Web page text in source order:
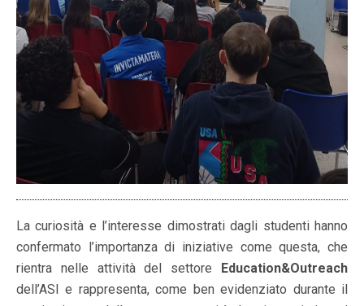
La curiosità e l’interesse dimostrati dagli studenti hanno
confermato l’importanza di iniziative come questa, che
rientra nelle attività del settore Education&Outreach
dell’ASI e rappresenta, come ben evidenziato durante il